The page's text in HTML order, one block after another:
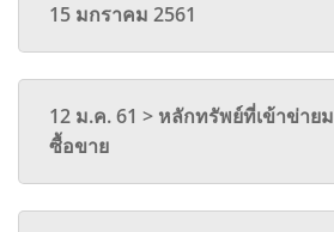
15 มกราคม 2561
12 ม.ค. 61 > หลักทรัพย์ที่เข้าข่าย
ซื้อขาย